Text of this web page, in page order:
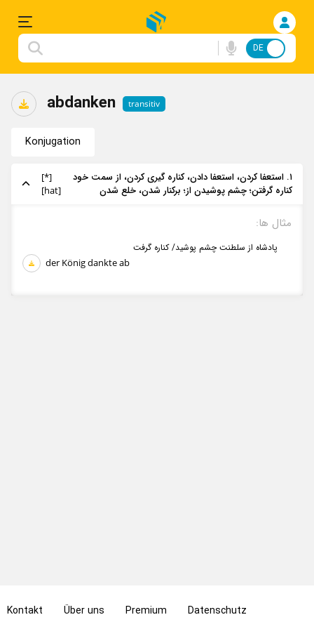
Einloggen
Anmelden
Songs
Redewendungen
FA
DE
abdanken transitiv
Konjugation
۱. استعفا کردن، استعفا دادن، کناره گیری کردن، از سمت خود
کناره گرفتن؛ چشم پوشیدن از؛ برکنار شدن، خلع شدن
[*]
[hat]
مثال‌ ها:
پادشاه از سلطنت چشم پوشید/ کناره گرفت
der König dankte ab
Kontakt Über uns Premium Datenschutz